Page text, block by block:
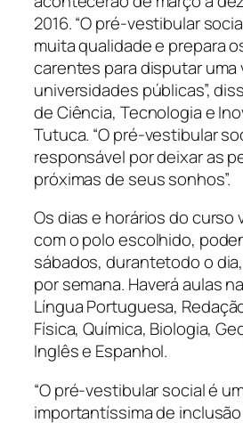
2016. “O pré-vestibular
muita qualidade e prepara
carentes para disputar uma
universidades públicas”,
de Ciência, Tecnologia e
Tutuca. “O pré-vestibular
responsável por deixar as
próximas de seus sonhos”.
Os dias e horários do curso
com o polo escolhido,
sábados, durantetodo o
por semana. Haverá aulas
Língua Portuguesa,
Física, Química, Biologia,
Inglês e Espanhol.
“O pré-vestibular social é
importantíssima de inclusão